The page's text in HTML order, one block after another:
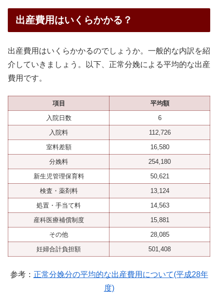
出産費用はいくらかかる？
出産費用はいくらかかるのでしょうか。一般的な内訳を紹
介していきましょう。以下、正常分娩による平均的な出産
費用です。
項目
平均額
入院日数
6
入院料
112,726
室料差額
16,580
分娩料
254,180
新生児管理保育料
50,621
検査・薬剤料
13,124
処置・手当て料
14,563
産科医療補償制度
15,881
その他
28,085
妊婦合計負担額
501,408
参考： 正常分娩分の平均的な出産費用について(平成28年
度)